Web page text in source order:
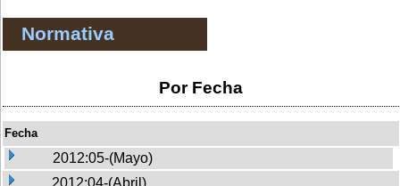
Normativa
Por Fecha
Fecha
2012:05-(Mayo)
2012:04-(Abril)